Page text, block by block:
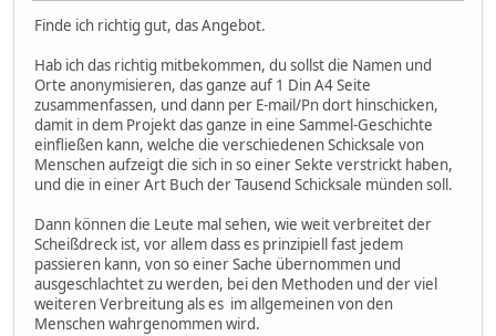
Finde ich richtig gut, das Angebot.
Hab ich das richtig mitbekommen, du sollst die Namen und
Orte anonymisieren, das ganze auf 1 Din A4 Seite
zusammenfassen, und dann per E-mail/Pn dort hinschicken,
damit in dem Projekt das ganze in eine Sammel-Geschichte
einfließen kann, welche die verschiedenen Schicksale von
Menschen aufzeigt die sich in so einer Sekte verstrickt haben,
und die in einer Art Buch der Tausend Schicksale münden soll.
Dann können die Leute mal sehen, wie weit verbreitet der
Scheißdreck ist, vor allem dass es prinzipiell fast jedem
passieren kann, von so einer Sache übernommen und
ausgeschlachtet zu werden, bei den Methoden und der viel
weiteren Verbreitung als es im allgemeinen von den
Menschen wahrgenommen wird.